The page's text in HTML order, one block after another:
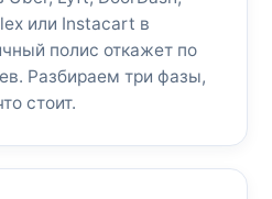
или Instacart в
полис откажет по
Разбираем три фазы,
стоит.